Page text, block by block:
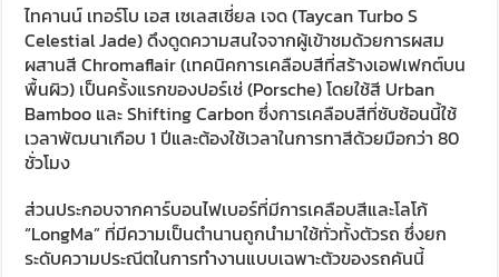
ไทคานน์ เทอร์โบ เอส เซเลสเชี่ยล เจด (Taycan Turbo S
Celestial Jade) ดึงดูดความสนใจจากผู้เข้าชมด้วยการผสม
ผสานสี Chromaflair (เทคนิคการเคลือบสีที่สร้างเอฟเฟกต์บน
พื้นผิว) เป็นครั้งแรกของปอร์เช่ (Porsche) โดยใช้สี Urban
Bamboo และ Shifting Carbon ซึ่งการเคลือบสีที่ซับซ้อนนี้ใช้
เวลาพัฒนาเกือบ 1 ปีและต้องใช้เวลาในการทาสีด้วยมือกว่า 80
ชั่วโมง
ส่วนประกอบจากคาร์บอนไฟเบอร์ที่มีการเคลือบสีและโลโก้
“LongMa” ที่มีความเป็นตำนานถูกนำมาใช้ทั่วทั้งตัวรถ ซึ่งยก
ระดับความประณีตในการทำงานแบบเฉพาะตัวของรถคันนี้